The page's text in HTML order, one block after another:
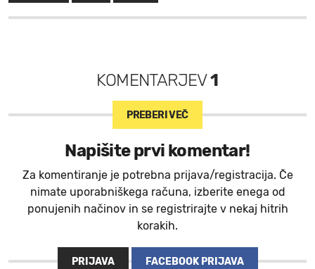
KOMENTARJEV1
PREBERI VEČ
Napišite prvi komentar!
Za komentiranje je potrebna prijava/registracija. Če
nimate uporabniškega računa, izberite enega od
ponujenih načinov in se registrirajte v nekaj hitrih
korakih.
PRIJAVA FACEBOOK PRIJAVA